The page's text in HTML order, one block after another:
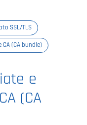
SSL/TLS
(CA bundle)
e
(CA